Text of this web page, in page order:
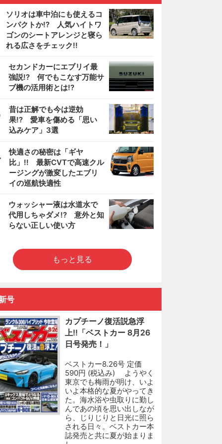
ソリオは車中泊にも使えるコ
ンパクトか!? 人気ハイトワ
ゴンのシートアレンジと寝ら
れる広さをチェック!!
セカンドカーにエブリイ最
強説!? 何でもこなす万能サ
ブ機の活用術とは!?
昔は正解でも今は逆効
果!? 愛車を傷める「思い
込みケア」3選
快適さの秘密は「ギヤ
比」!! 最新CVTで高速クル
ージングが激変したエブリ
イの巡航快適性
ウォッシャー液は水道水で
代用しちゃダメ!? 意外と知
らない正しい使い方
もっと見る
号
カプチーノ復活説急浮
上!!「ベストカー 8月26
日号発売！」
ベストカー8.26号 定価
590円 (税込み) ようやく
東京でも梅雨が明け、いよ
いよ本格的な夏がやってき
た。海水浴や虫取りに勤し
んであの頃を思い出しなが
ら、じりじりと日光に照ら
される日々。ベストカー本
誌発売と共に夏が始まりま